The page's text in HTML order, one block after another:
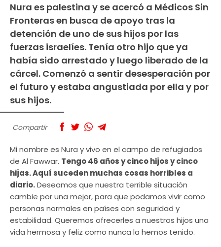
Nura es palestina y se acercó a Médicos Sin
Fronteras en busca de apoyo tras la
detención de uno de sus hijos por las
fuerzas israelíes. Tenía otro hijo que ya
había sido arrestado y luego liberado de la
cárcel. Comenzó a sentir desesperación por
el futuro y estaba angustiada por ella y por
sus hijos.
Compartir
Mi nombre es Nura y vivo en el campo de refugiados
de Al Fawwar. Tengo 46 años y cinco hijos y cinco
hijas. Aquí suceden muchas cosas horribles a
diario.Deseamos que nuestra terrible situación
cambie por una mejor, para que podamos vivir como
personas normales en países con seguridad y
estabilidad. Queremos ofrecerles a nuestros hijos una
vida hermosa y feliz como nunca la hemos tenido.